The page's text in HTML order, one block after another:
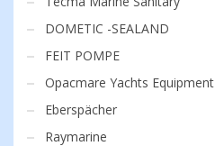
DOMETIC -SEALAND
FEIT POMPE
Opacmare Yachts Equipment
Eberspächer
Raymarine